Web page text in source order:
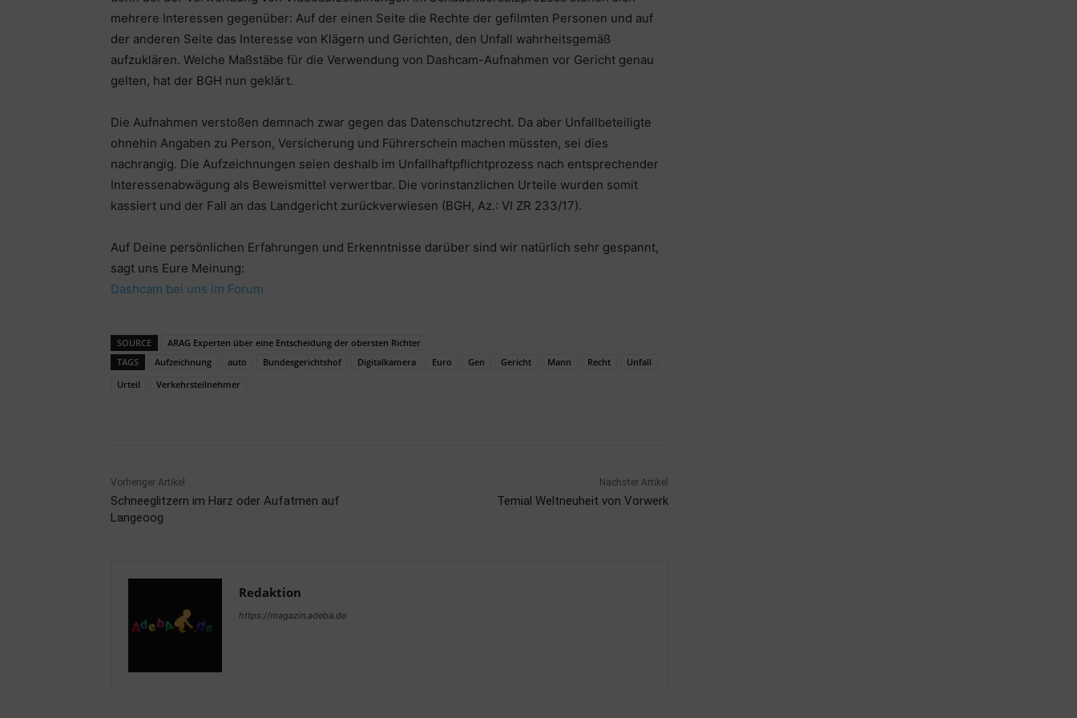
mehrere Interessen gegenüber: Auf der einen Seite die Rechte der gefilmten Personen und auf
der anderen Seite das Interesse von Klägern und Gerichten, den Unfall wahrheitsgemäß
aufzuklären. Welche Maßstäbe für die Verwendung von Dashcam-Aufnahmen vor Gericht genau
gelten, hat der BGH nun geklärt.
Die Aufnahmen verstoßen demnach zwar gegen das Datenschutzrecht. Da aber Unfallbeteiligte
ohnehin Angaben zu Person, Versicherung und Führerschein machen müssten, sei dies
nachrangig. Die Aufzeichnungen seien deshalb im Unfallhaftpflichtprozess nach entsprechender
Interessenabwägung als Beweismittel verwertbar. Die vorinstanzlichen Urteile wurden somit
kassiert und der Fall an das Landgericht zurückverwiesen (BGH, Az.: VI ZR 233/17).
Auf Deine persönlichen Erfahrungen und Erkenntnisse darüber sind wir natürlich sehr gespannt,
sagt uns Eure Meinung:
Dashcam bei uns im Forum
SOURCE
ARAG Experten über eine Entscheidung der obersten Richter
TAGS
Aufzeichnung auto Bundesgerichtshof Digitalkamera Euro Gen Gericht Mann Recht
Unfall
Urteil
Verkehrsteilnehmer
Vorheriger Artikel
Schneeglitzern im Harz oder Aufatmen auf
Langeoog
Nächster Artikel
Temial Weltneuheit von Vorwerk
Redaktion
https://magazin.adeba.de